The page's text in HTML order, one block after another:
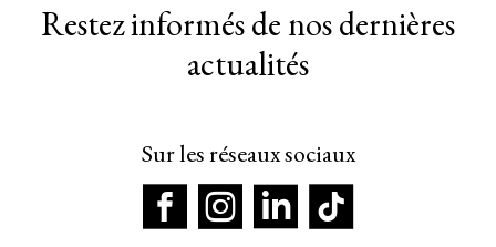
Restez informés de nos dernières
actualités
Sur les réseaux sociaux